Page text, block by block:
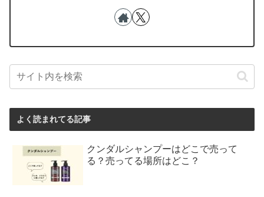
よく読まれてる記事
クンダルシャンプーはどこで売って
る？売ってる場所はどこ？